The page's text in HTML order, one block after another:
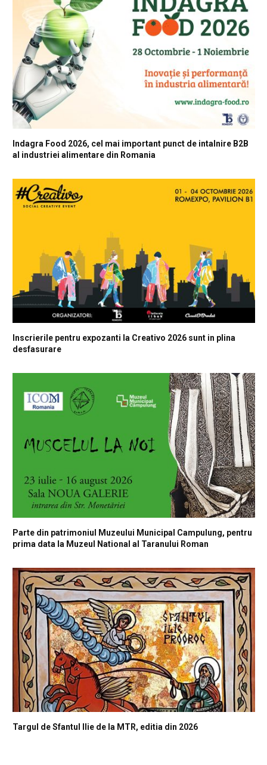
Indagra Food 2026, cel mai important punct de intalnire B2B
al industriei alimentare din Romania
Inscrierile pentru expozanti la Creativo 2026 sunt in plina
desfasurare
Parte din patrimoniul Muzeului Municipal Campulung, pentru
prima data la Muzeul National al Taranului Roman
Targul de Sfantul Ilie de la MTR, editia din 2026